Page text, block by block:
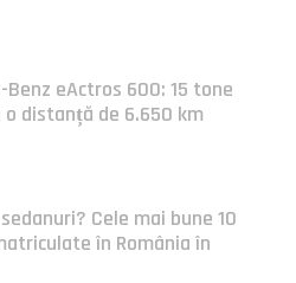
eActros 600: 15 tone
distanță de 6.650 km
Cele mai bune 10
în România în